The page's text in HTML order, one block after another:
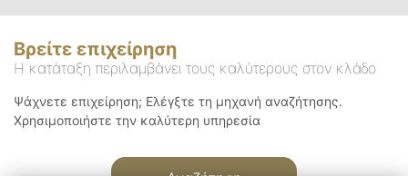
Βρείτε επιχείρηση
Η κατάταξη περιλαμβάνει τους καλύτερους στον κλάδο
Ψάχνετε επιχείρηση; Ελέγξτε τη μηχανή αναζήτησης.
Χρησιμοποιήστε την καλύτερη υπηρεσία